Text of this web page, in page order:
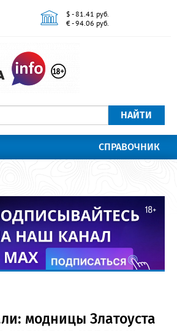
$ - 81.41 руб.
€ - 94.06 руб.
НАЙТИ
СПРАВОЧНИК
модницы Златоуста